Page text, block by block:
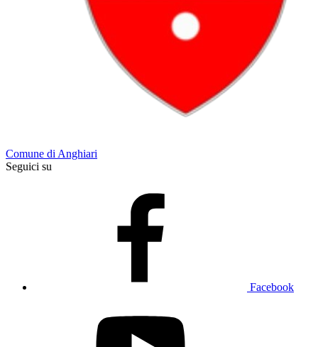
Comune di Anghiari
Seguici su
Facebook